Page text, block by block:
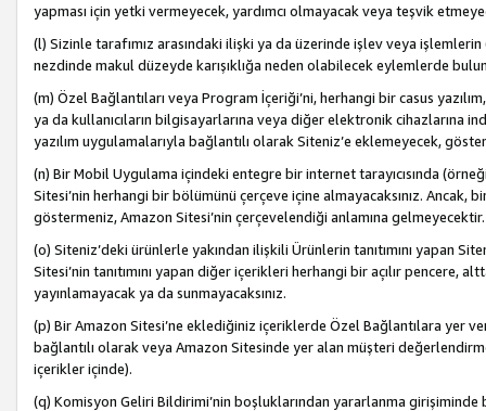
yapması için yetki vermeyecek, yardımcı olmayacak veya teşvik
(l) Sizinle tarafımız arasındaki ilişki ya da üzerinde işlev veya
nezdinde makul düzeyde karışıklığa neden olabilecek eylemlerde
(m) Özel Bağlantıları veya Program İçeriği’ni, herhangi bir casus
ya da kullanıcıların bilgisayarlarına veya diğer elektronik
yazılım uygulamalarıyla bağlantılı olarak Siteniz’e eklemeyecek,
(n) Bir Mobil Uygulama içindeki entegre bir internet tarayıcısında
Sitesi’nin herhangi bir bölümünü çerçeve içine almayacaksınız. Ancak,
göstermeniz, Amazon Sitesi’nin çerçevelendiği anlamına gelmeyecektir.
(o) Siteniz’deki ürünlerle yakından ilişkili Ürünlerin tanıtımını yapan
Sitesi’nin tanıtımını yapan diğer içerikleri herhangi bir açılır pencere,
yayınlamayacak ya da sunmayacaksınız.
(p) Bir Amazon Sitesi’ne eklediğiniz içeriklerde Özel Bağlantılara yer
bağlantılı olarak veya Amazon Sitesinde yer alan müşteri
içerikler içinde).
(q) Komisyon Geliri Bildirimi’nin boşluklarından yararlanma